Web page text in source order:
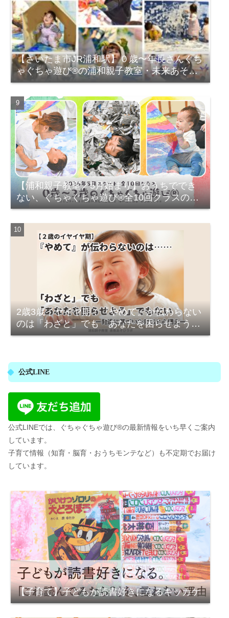
【さいたま市JR浦和駅】０歳〜年長さんぐち
ゃぐちゃ遊び®の浦和親子教室・未来あそび
ラボで出来ること・目指すもの
【浦和親子教室／5月始まり】おうちででき
ない、ぐちゃぐちゃ遊び®全10回クラスのご
案内（0歳〜3歳）2026年度
2歳3歳イヤイヤ期：『やめて』が伝わらない
のは「わざと」でも「あなたを困らせよう」
でもない—発達に基づいた対応と心構え
公式LINE
公式LINEでは、ぐちゃぐちゃ遊び®の最新情報をいち早くご案内
しています。
子育て情報（知育・脳育・おうちモンテなど）も不定期でお届け
しています。
【子育て】子どもが読書好きになるキッカケ